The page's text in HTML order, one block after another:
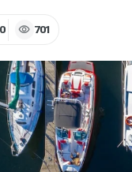
0 visibility 701